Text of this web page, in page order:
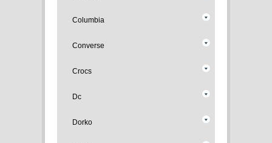
Columbia
Converse
Crocs
Dc
Dorko